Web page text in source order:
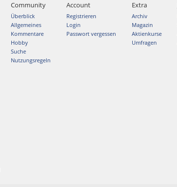
Community
Überblick
Allgemeines
Kommentare
Hobby
Suche
Nutzungsregeln
Account
Registrieren
Login
Passwort vergessen
Extra
Archiv
Magazin
Aktienkurse
Umfragen